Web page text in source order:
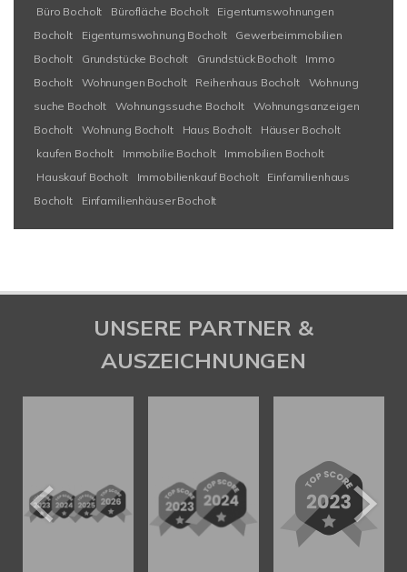
Büro Bocholt Bürofläche Bocholt
Eigentumswohnungen
Bocholt
Eigentumswohnung Bocholt
Gewerbeimmobilien
Bocholt
Grundstücke Bocholt Grundstück Bocholt
Immo
Bocholt
Wohnungen Bocholt Reihenhaus Bocholt
Wohnung
suche Bocholt
Wohnungssuche Bocholt
Wohnungsanzeigen
Bocholt
Wohnung Bocholt Haus Bocholt
Häuser Bocholt
kaufen Bocholt
Immobilie Bocholt
Immobilien Bocholt
Hauskauf Bocholt
Immobilienkauf Bocholt
Einfamilienhaus
Bocholt
Einfamilienhäuser Bocholt
UNSERE PARTNER &
AUSZEICHNUNGEN